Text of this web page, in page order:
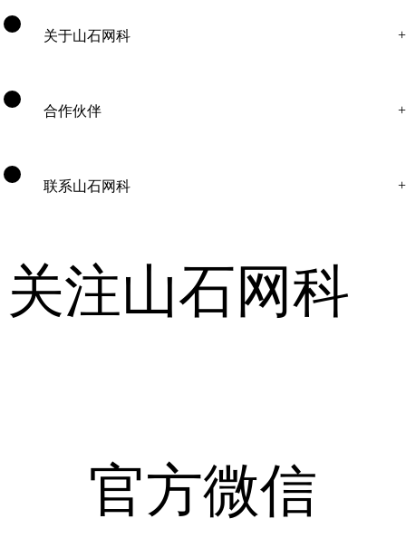
关于山石网科
合作伙伴
联系山石网科
关注山石网科
官方微信